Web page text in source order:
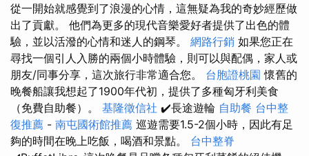
從一開始就感覺到了浪漫的心情，這無疑為我的奇妙經歷做
出了貢獻。 他們為更多的現代音樂愛好者提供了出色的體
驗，並以活潑的心情和迷人的鋼琴。 網路行銷 如果您正在
尋找一個引人入勝的兩個小時體驗，則可以與配偶，家人或
朋友/同事分享，這次旅行非常適合您。 台胞證桃園 懷舊的
晚餐船讓我想起了1900年代初，提供了多種匈牙利美食
（免費自助餐）。 基隆徵信社 ✔️長途遊輪 自助餐 台中整
復推薦 - 南屯國術館推薦 巡遊需要1.5-2個小時，因此有足
夠的時間在晚上吃飯，喝酒和景點。 台中整脊